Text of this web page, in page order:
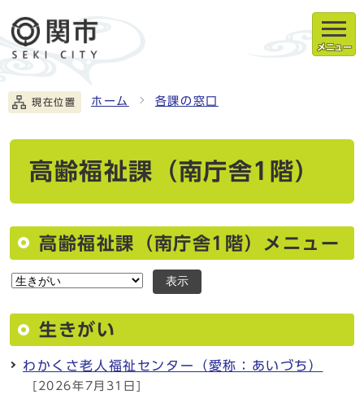
メニュー
現在位置 ホーム 各課の窓口
高齢福祉課（南庁舎1階）
高齢福祉課（南庁舎1階）メニュー
表示
生きがい
わかくさ老人福祉センター（愛称：あいづち）
[2026年7月31日]